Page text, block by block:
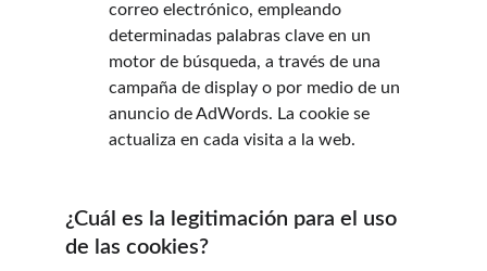
correo electrónico, empleando
determinadas palabras clave en un
motor de búsqueda, a través de una
campaña de display o por medio de un
anuncio de AdWords. La cookie se
actualiza en cada visita a la web.
¿Cuál es la legitimación para el uso
de las cookies?